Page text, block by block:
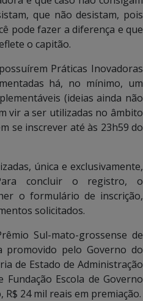
que não desistam, pois
pode fazer a diferença e que
o capitão.
Práticas Inovadoras
há, no mínimo, um
(ideias ainda não
vir a ser utilizadas no âmbito
se inscrever até às 23h59 do
única e exclusivamente,
concluir o registro, o
o formulário de inscrição,
solicitados.
Sul-mato-grossense de
promovido pelo Governo do
de Estado de Administração
Fundação Escola de Governo
24 mil reais em premiação.